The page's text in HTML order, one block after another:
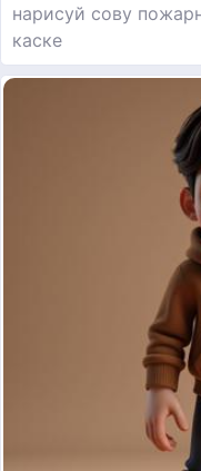
нарисуй сову
каске